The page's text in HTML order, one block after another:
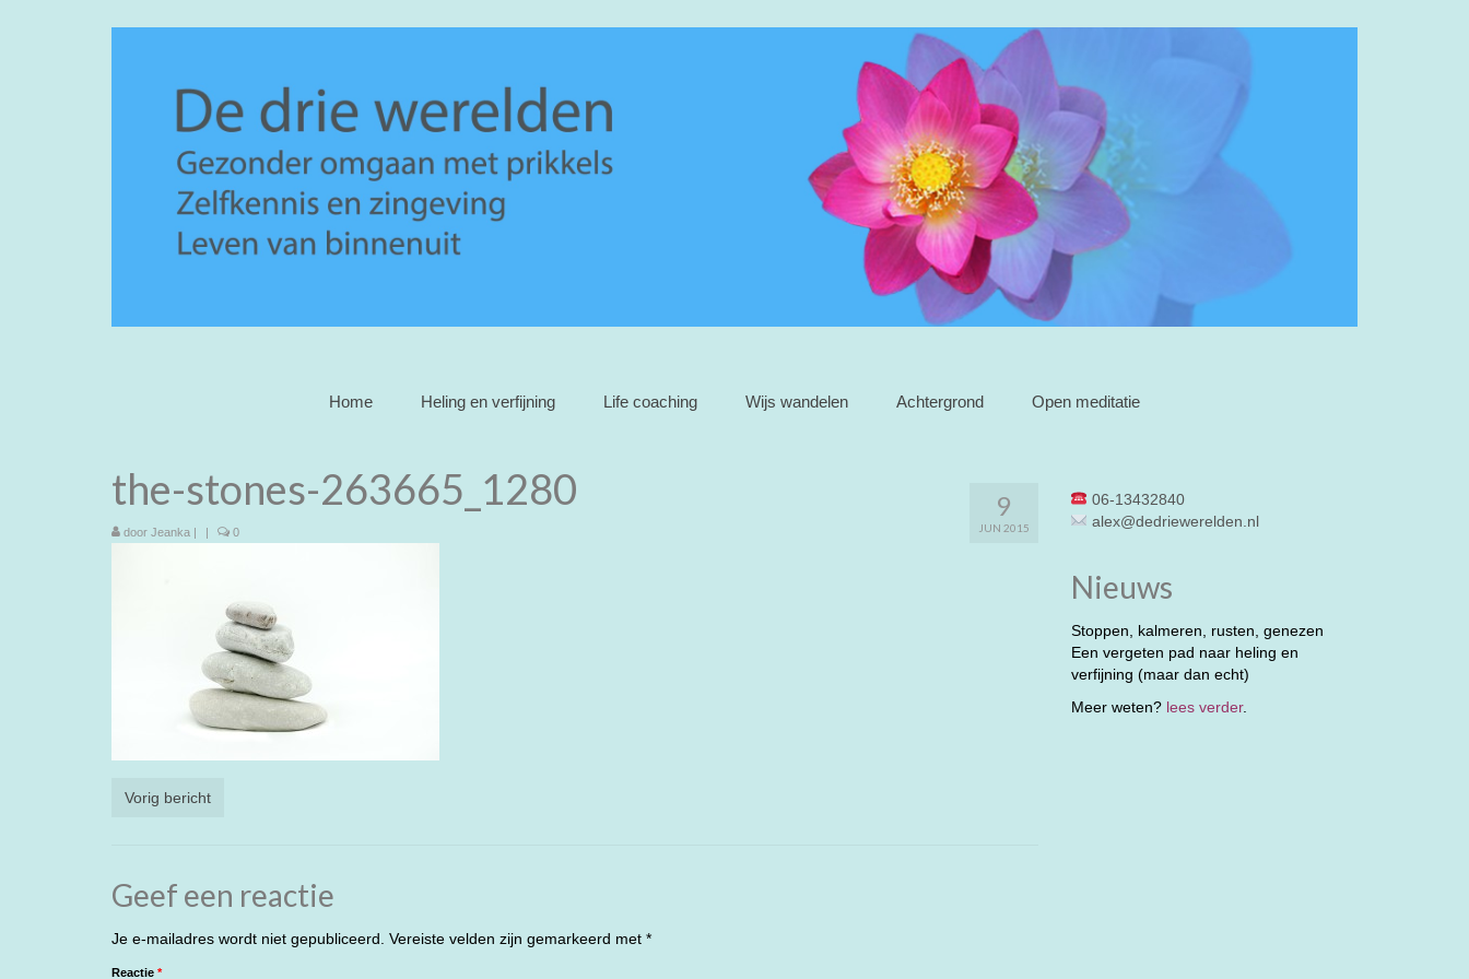
Home Heling en verfijning Life coaching Wijs wandelen Achtergrond Open meditatie
9
JUN 2015
the-stones-263665_1280
door Jeanka | | 0
Vorig bericht
Geef een reactie
Je e-mailadres wordt niet gepubliceerd. Vereiste velden zijn gemarkeerd met *
Reactie *
06-13432840
alex@dedriewerelden.nl
Nieuws
Stoppen, kalmeren, rusten, genezen
Een vergeten pad naar heling en
verfijning (maar dan echt)
Meer weten? lees verder.